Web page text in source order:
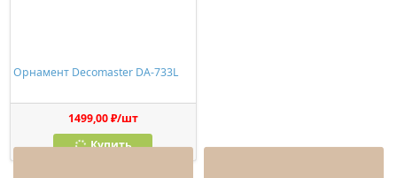
Орнамент Decomaster DA-733L
1499,00 ₽/шт
Купить